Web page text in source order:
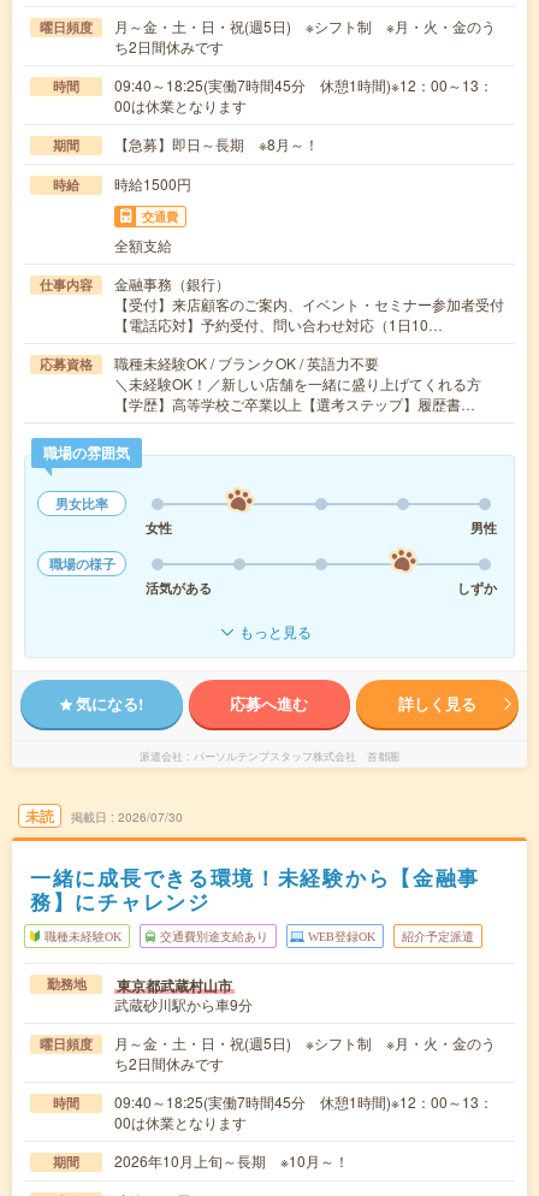
曜日頻度
月～金・土・日・祝(週5日) ※シフト制 ※月・火・金のう
ち2日間休みです
時間
09:40～18:25(実働7時間45分 休憩1時間)※12：00～13：
00は休業となります
期間 【急募】即日～長期 ※8月～！
時給 時給1500円
交通費
全額支給
仕事内容
金融事務（銀行）
【受付】来店顧客のご案内、イベント・セミナー参加者受付
【電話応対】予約受付、問い合わせ対応（1日10…
応募資格
職種未経験OK / ブランクOK / 英語力不要
＼未経験OK！／新しい店舗を一緒に盛り上げてくれる方
【学歴】高等学校ご卒業以上【選考ステップ】履歴書…
職場の雰囲気
男女比率
女性
男性
職場の様子
活気がある
しずか
もっと見る
気になる! 応募へ進む 詳しく見る
派遣会社 パーソルテンプスタッフ株式会社 首都圏
未読 掲載日 2026/07/30
一緒に成長できる環境！未経験から【金融事
務】にチャレンジ
職種未経験OK 交通費別途支給あり WEB登録OK 紹介予定派遣
勤務地 東京都武蔵村山市
武蔵砂川駅から車9分
曜日頻度
月～金・土・日・祝(週5日) ※シフト制 ※月・火・金のう
ち2日間休みです
時間
09:40～18:25(実働7時間45分 休憩1時間)※12：00～13：
00は休業となります
期間 2026年10月上旬～長期 ※10月～！